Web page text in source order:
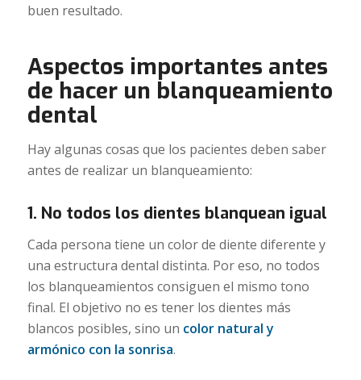
buen resultado.
Aspectos importantes antes
de hacer un blanqueamiento
dental
Hay algunas cosas que los pacientes deben saber
antes de realizar un blanqueamiento:
1. No todos los dientes blanquean igual
Cada persona tiene un color de diente diferente y
una estructura dental distinta. Por eso, no todos
los blanqueamientos consiguen el mismo tono
final. El objetivo no es tener los dientes más
blancos posibles, sino un color natural y
armónico con la sonrisa.